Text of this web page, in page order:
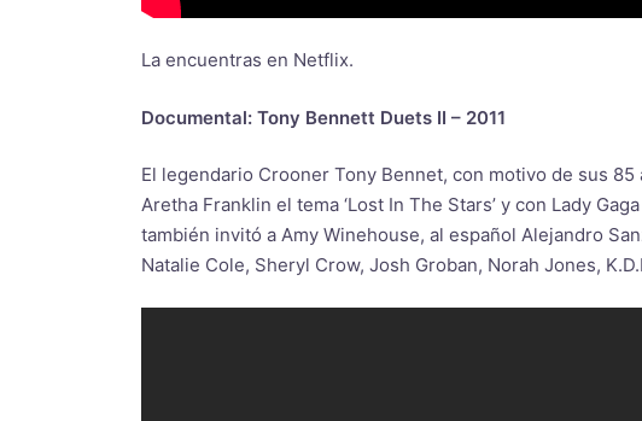
La encuentras en Netflix.
Documental: Tony Bennett Duets II – 2011
El legendario Crooner Tony Bennet, con motivo de sus 85
Aretha Franklin el tema ‘Lost In The Stars’ y con Lady
también invitó a Amy Winehouse, al español Alejandro
Natalie Cole, Sheryl Crow, Josh Groban, Norah Jones,